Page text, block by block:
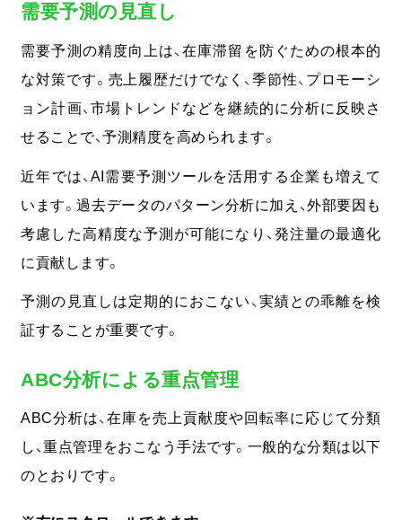
需要予測の見直し
需要予測の精度向上は、在庫滞留を防ぐための根本的
な対策です。 売上履歴だけでなく、季節性、プロモーシ
ョン計画、市場トレンドなどを継続的に分析に反映さ
せることで、予測精度を高められます。
近年では、AI需要予測ツールを活用する企業も増えて
います。過去データのパターン分析に加え、外部要因も
考慮した高精度な予測が可能になり、発注量の最適化
に貢献します。
予測の見直しは定期的におこない、実績との乖離を検
証することが重要です。
ABC分析による重点管理
ABC分析は、在庫を売上貢献度や回転率に応じて分類
し、重点管理をおこなう手法です。一般的な分類は以下
のとおりです。